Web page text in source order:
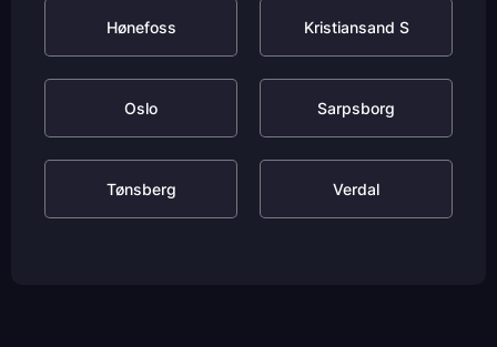
Hønefoss Kristiansand S
Oslo Sarpsborg
Tønsberg Verdal